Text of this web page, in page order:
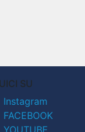
SU
Instagram
FACEBOOK
YOUTUBE